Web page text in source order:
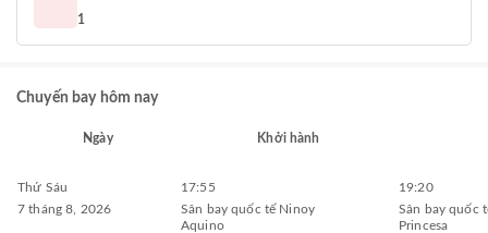
1
Chuyến bay hôm nay
Ngày Khởi hành
Thứ Sáu
7 tháng 8, 2026
17:55
Sân bay quốc tế Ninoy
Aquino
19:20
Sân bay quốc
Princesa